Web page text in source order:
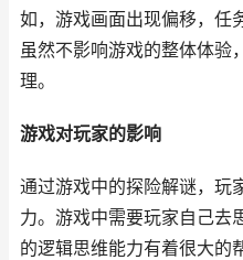
如，游戏画面出现偏移，任
虽然不影响游戏的整体体验
理。
游戏对玩家的影响
通过游戏中的探险解谜，玩
力。游戏中需要玩家自己去
的逻辑思维能力有着很大的